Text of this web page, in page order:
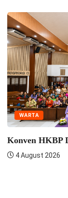
WARTA
HKBP
August 2026